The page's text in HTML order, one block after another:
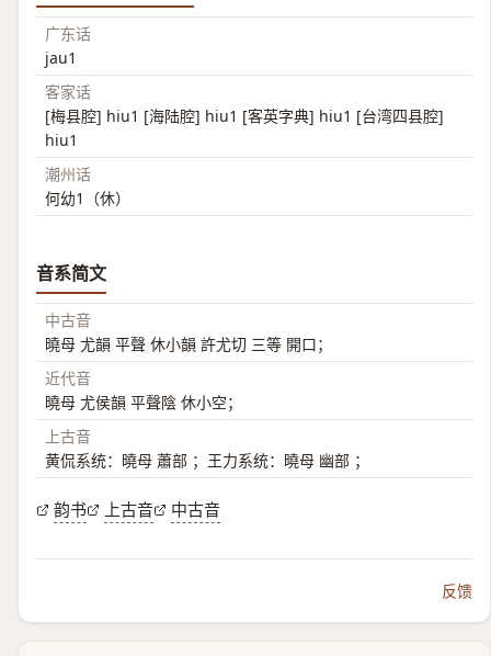
广东话
jau1
客家话
[梅县腔] hiu1 [海陆腔] hiu1 [客英字典] hiu1 [台湾四县腔]
hiu1
潮州话
何幼1（休）
音系简文
中古音
曉母 尤韻 平聲 休小韻 許尤切 三等 開口；
近代音
曉母 尤侯韻 平聲陰 休小空；
上古音
黄侃系统：曉母 蕭部 ；王力系统：曉母 幽部 ；
韵书 上古音 中古音
反馈